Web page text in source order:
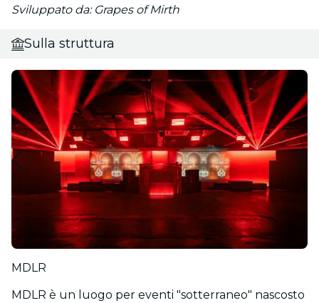
Sviluppato da: Grapes of Mirth
Sulla struttura
MDLR
MDLR è un luogo per eventi "sotterraneo" nascosto